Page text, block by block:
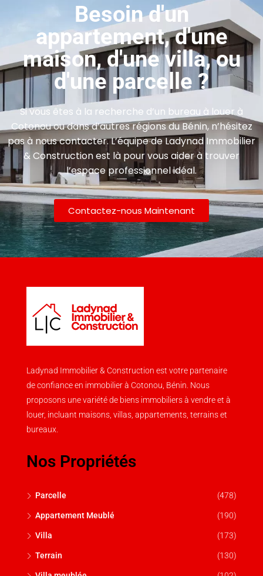
Besoin d'un
appartement, d'une
maison, d'une villa, ou
d'une parcelle ?
Si vous êtes à la recherche d’un bureau à louer à
Cotonou ou dans d’autres régions du Bénin, n’hésitez
pas à nous contacter. L’équipe de Ladynad Immobilier
& Construction est là pour vous aider à trouver
l’espace professionnel idéal.
Contactez-nous Maintenant
Ladynad Immobilier & Construction est votre partenaire
de confiance en immobilier à Cotonou, Bénin. Nous
proposons une variété de biens immobiliers à vendre et à
louer, incluant maisons, villas, appartements, terrains et
bureaux.
Nos Propriétés
Parcelle (478)
Appartement Meublé (190)
Villa (173)
Terrain (130)